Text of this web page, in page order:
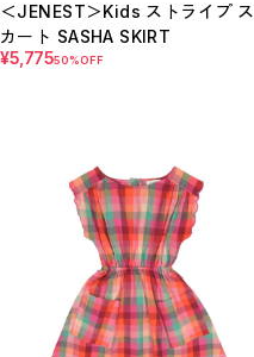
＜JENEST＞Kids ストライプ ス
カート SASHA SKIRT
¥5,77550%OFF